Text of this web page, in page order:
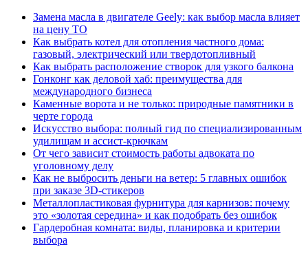
Замена масла в двигателе Geely: как выбор масла влияет
на цену ТО
Как выбрать котел для отопления частного дома:
газовый, электрический или твердотопливный
Как выбрать расположение створок для узкого балкона
Гонконг как деловой хаб: преимущества для
международного бизнеса
Каменные ворота и не только: природные памятники в
черте города
Искусство выбора: полный гид по специализированным
удилищам и ассист-крючкам
От чего зависит стоимость работы адвоката по
уголовному делу
Как не выбросить деньги на ветер: 5 главных ошибок
при заказе 3D-стикеров
Металлопластиковая фурнитура для карнизов: почему
это «золотая середина» и как подобрать без ошибок
Гардеробная комната: виды, планировка и критерии
выбора